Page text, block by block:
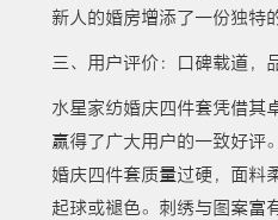
新人的婚房增添了一份独特
三、用户评价：口碑载道，
水星家纺婚庆四件套凭借其
赢得了广大用户的一致好评
婚庆四件套质量过硬，面料
起球或褪色。刺绣与图案富